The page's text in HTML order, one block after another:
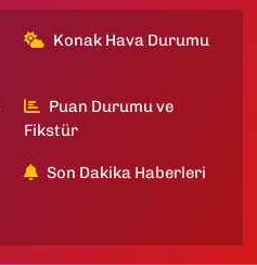
Konak Hava Durumu
Puan Durumu ve
Fikstür
Son Dakika Haberleri